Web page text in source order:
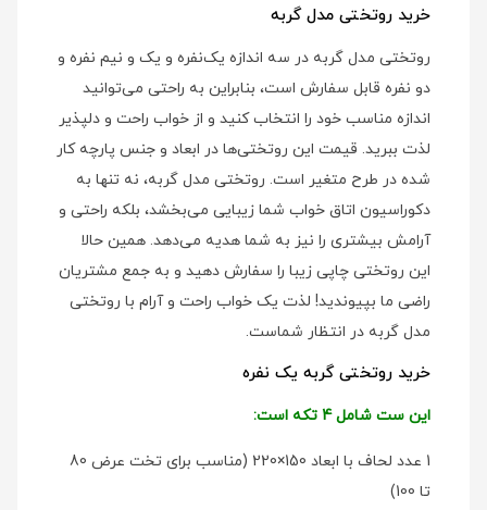
خرید روتختی مدل گربه
روتختی مدل گربه در سه اندازه یک‌نفره و یک و نیم نفره و
دو نفره قابل سفارش است، بنابراین به راحتی می‌توانید
اندازه مناسب خود را انتخاب کنید و از خواب راحت و دلپذیر
لذت ببرید. قیمت این روتختی‌ها در ابعاد و جنس پارچه کار
شده در طرح متغیر است. روتختی مدل گربه، نه تنها به
دکوراسیون اتاق خواب شما زیبایی می‌بخشد، بلکه راحتی و
آرامش بیشتری را نیز به شما هدیه می‌دهد. همین حالا
این روتختی چاپی زیبا را سفارش دهید و به جمع مشتریان
راضی ما بپیوندید! لذت یک خواب راحت و آرام با روتختی
مدل گربه در انتظار شماست.
خرید روتختی گربه یک نفره
این ست شامل 4 تکه است:
1 عدد لحاف با ابعاد 150×220 (مناسب برای تخت عرض 80
تا 100)